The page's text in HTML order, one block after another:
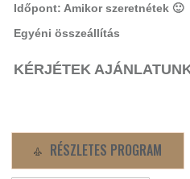
Időpont: Amikor szeretnétek 🙂
Egyéni összeállítás
KÉRJÉTEK
RÉSZLETES PROGRAM